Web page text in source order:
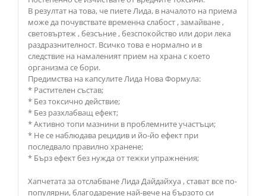
В резултат на това, че пиете Лида, в началото на приема
може да почувствате временна слабост , замайване ,
световъртеж , безсъние , безспокойство или дори лека
раздразнителност. Всичко това е нормално и в
следствие на намаленият прием на храна с което
организма се бори.
Предимства на капсулите Лида Нова Формула:
* Растителен състав;
* Без токсично действие;
* Без разхлабващ ефект;
* Активно топи мазнини в проблемните участъци;
* Не се наблюдава рецидив и йо-йо ефект при
последвало правилно хранене;
* Бърз ефект без нужда от тежки упражнения;
Хапчетата за отслабване Лида Дайдайхуа , стават все по-
популярни, благодарение най-вече на бързото си